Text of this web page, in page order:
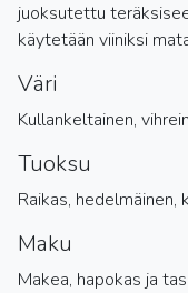
juoksutettu
käytetään viiniksi
Väri
Kullankeltainen,
Tuoksu
Raikas, hedelmäinen,
Maku
Makea, hapokas ja